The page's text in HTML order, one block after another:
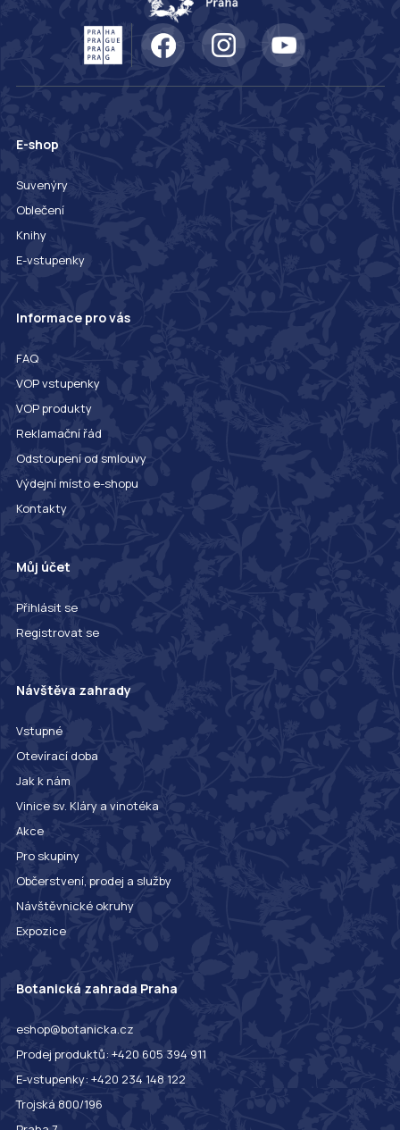
E-shop
Suvenýry
Oblečení
Knihy
E-vstupenky
Informace pro vás
FAQ
VOP vstupenky
VOP produkty
Reklamační řád
Odstoupení od smlouvy
Výdejní místo e-shopu
Kontakty
Můj účet
Přihlásit se
Registrovat se
Návštěva zahrady
Vstupné
Otevírací doba
Jak k nám
Vinice sv. Kláry a vinotéka
Akce
Pro skupiny
Občerstvení, prodej a služby
Návštěvnické okruhy
Expozice
Botanická zahrada Praha
eshop@botanicka.cz
Prodej produktů: +420 605 394 911
E-vstupenky: +420 234 148 122
Trojská 800/196